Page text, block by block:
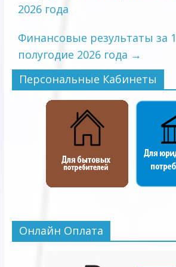
2026 года
Финансовые результаты за
полугодие 2026 года →
Персональные Кабинеты
Онлайн Оплата